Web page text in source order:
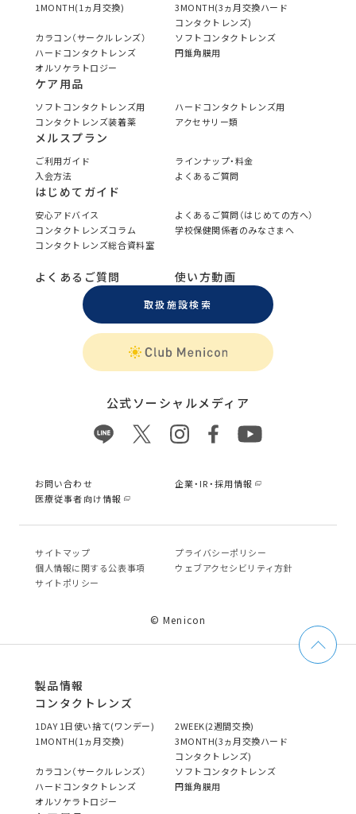
1MONTH(1ヵ月交換)
3MONTH(3ヵ月交換ハード
コンタクトレンズ)
カラコン（サークルレンズ）
ソフトコンタクトレンズ
ハードコンタクトレンズ
円錐角膜用
オルソケラトロジー
ケア用品
ソフトコンタクトレンズ用
ハードコンタクトレンズ用
コンタクトレンズ装着薬
アクセサリー類
メルスプラン
ご利用ガイド
ラインナップ・料金
入会方法
よくあるご質問
はじめてガイド
安心アドバイス
よくあるご質問（はじめての方へ）
コンタクトレンズコラム
学校保健関係者のみなさまへ
コンタクトレンズ総合資料室
よくあるご質問 使い方動画
取扱施設検索
公式ソーシャルメディア
お問い合わせ
企業・IR・採用情報
医療従事者向け情報
サイトマップ
プライバシーポリシー
個⼈情報に関する公表事項
ウェブアクセシビリティ方針
サイトポリシー
© Menicon
製品情報
コンタクトレンズ
1DAY 1日使い捨て(ワンデー)
2WEEK(2週間交換)
1MONTH(1ヵ月交換)
3MONTH(3ヵ月交換ハード
コンタクトレンズ)
カラコン（サークルレンズ）
ソフトコンタクトレンズ
ハードコンタクトレンズ
円錐角膜用
オルソケラトロジー